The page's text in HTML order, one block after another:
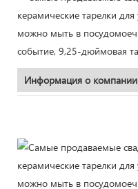
Информация о компании